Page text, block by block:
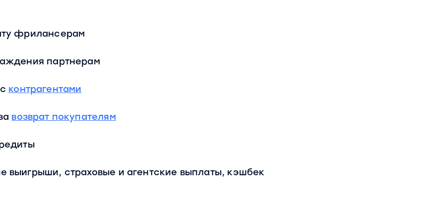
фрилансерам
партнерам
контрагентами
возврат покупателям
выигрыши, страховые и агентские выплаты, кэшбек